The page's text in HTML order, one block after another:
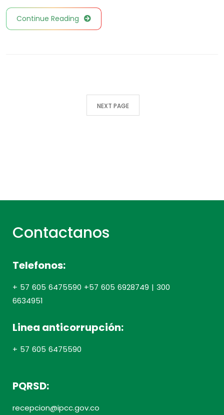
Continue Reading
NEXT PAGE
Contactanos
Telefonos:
+ 57 605 6475590 +57 605 6928749 | 300
6634951
Linea anticorrupción:
+ 57 605 6475590
PQRSD:
recepcion@ipcc.gov.co